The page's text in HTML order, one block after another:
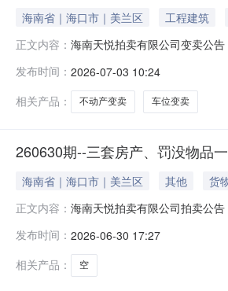
海南省｜海口市｜美兰区 工程建筑
正文内容： 海南天悦拍卖有限公司变卖公
产。展示时间：2026年7月13
发布时间： 2026-07-03 10:24
相关产品：
不动产变卖 车位变卖
260630期--三套房产、罚没物品
海南省｜海口市｜美兰区 其他 货
正文内容： 海南天悦拍卖有限公司拍卖公
批。展示时间：2026年8月10
发布时间： 2026-06-30 17:27
相关产品：
空